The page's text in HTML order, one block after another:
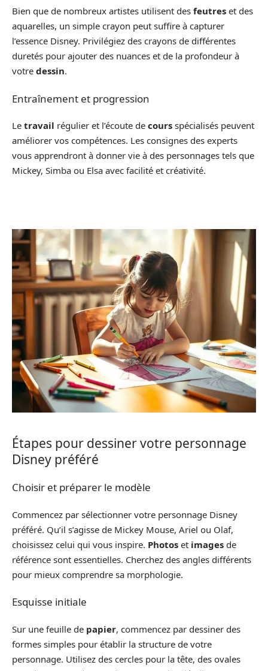
Bien que de nombreux artistes utilisent des feutres et des
aquarelles, un simple crayon peut suffire à capturer
l’essence Disney. Privilégiez des crayons de différentes
duretés pour ajouter des nuances et de la profondeur à
votre dessin.
Entraînement et progression
Le travail régulier et l’écoute de cours spécialisés peuvent
améliorer vos compétences. Les consignes des experts
vous apprendront à donner vie à des personnages tels que
Mickey, Simba ou Elsa avec facilité et créativité.
Étapes pour dessiner votre personnage
Disney préféré
Choisir et préparer le modèle
Commencez par sélectionner votre personnage Disney
préféré. Qu’il s’agisse de Mickey Mouse, Ariel ou Olaf,
choisissez celui qui vous inspire. Photos et images de
référence sont essentielles. Cherchez des angles différents
pour mieux comprendre sa morphologie.
Esquisse initiale
Sur une feuille de papier, commencez par dessiner des
formes simples pour établir la structure de votre
personnage. Utilisez des cercles pour la tête, des ovales